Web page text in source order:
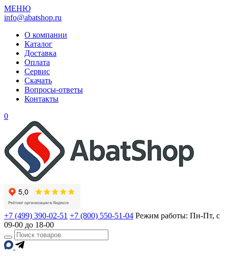
МЕНЮ
info@abatshop.ru
О компании
Каталог
Доставка
Оплата
Сервис
Скачать
Вопросы-ответы
Контакты
0
+7 (499) 390-02-51 +7 (800) 550-51-04 Режим работы: Пн-Пт, с
09-00 до 18-00